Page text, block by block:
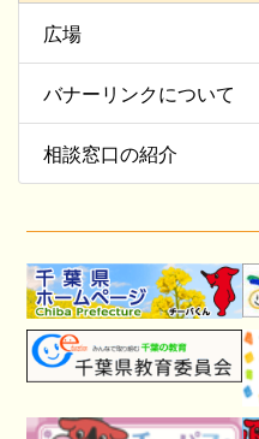
広場
バナーリンクについて
相談窓口の紹介